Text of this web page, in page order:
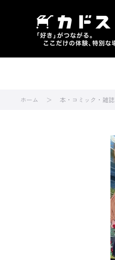
ホーム 本・コミック・雑誌